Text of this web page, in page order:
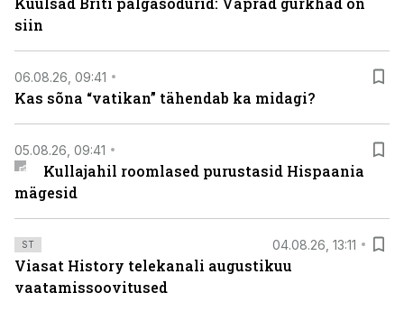
siin
06.08.26, 09:41
Kas sõna “vatikan” tähendab ka midagi?
05.08.26, 09:41
Kullajahil roomlased purustasid Hispaania
mägesid
ST 04.08.26, 13:11
Viasat History telekanali augustikuu
vaatamissoovitused